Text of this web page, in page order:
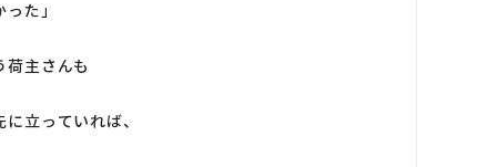
た」
主さんも
立っていれば、